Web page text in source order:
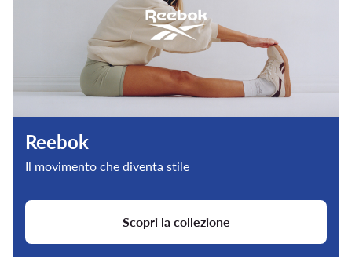
Reebok
Il movimento che diventa stile
Scopri la collezione